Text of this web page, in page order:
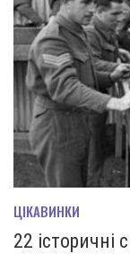
ЦІКАВИНКИ
22 історичні